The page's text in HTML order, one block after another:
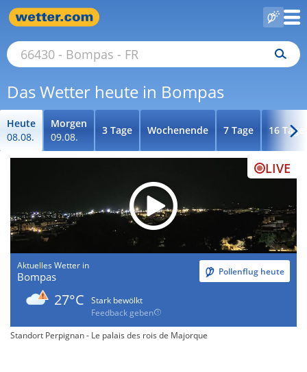
Das Wetter heute in Bompas
Heute
08.08.
Morgen
09.08.
3 Tage Wochenende 7 Tage 16 Tage
LIVE
Aktuelles Wetter in
Bompas Pollenflug heute
27°C
Stark bewölkt
Feedback geben
Standort Perpignan - Le palais des rois de Majorque